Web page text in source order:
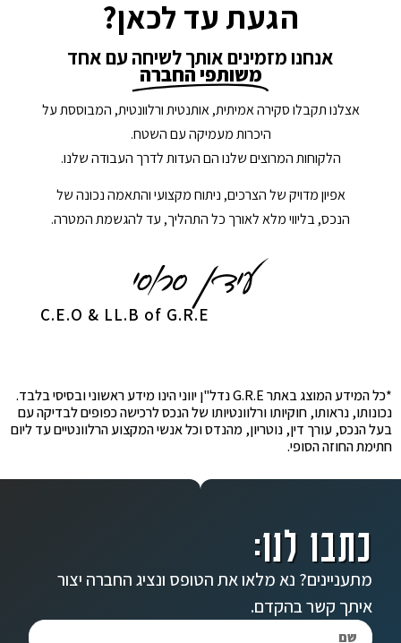
הגעת עד לכאן?
אנחנו מזמינים אותך לשיחה עם אחד
משותפי החברה
אצלנו תקבלו סקירה אמיתית, אותנטית ורלוונטית, המבוססת על
היכרות מעמיקה עם השטח.
הלקוחות המרוצים שלנו הם העדות לדרך העבודה שלנו.
אפיון מדויק של הצרכים, ניתוח מקצועי והתאמה נכונה של
הנכס, בליווי מלא לאורך כל התהליך, עד להגשמת המטרה.
C.E.O & LL.B of G.R.E
*כל המידע המוצג באתר G.R.E נדל"ן יווני הינו מידע ראשוני ובסיסי בלבד.
נכונותו, נראותו, חוקיותו ורלוונטיותו של הנכס לרכישה כפופים לבדיקה עם
בעל הנכס, עורך דין, נוטריון, מהנדס וכל אנשי המקצוע הרלוונטיים עד ליום
חתימת החוזה הסופי.
כתבו לנו:
מתעניינים? נא מלאו את הטופס ונציג החברה יצור
איתך קשר בהקדם.